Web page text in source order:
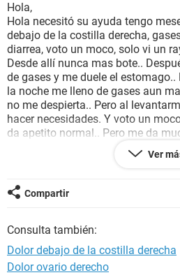
BIENESTAR
SEXUALIDAD
GLOSARIO
Hola,
Hola necesitó su ayuda tengo
debajo de la costilla derecha,
diarrea, voto un moco, solo vi un
Desde allí nunca mas bote..
de gases y me duele el
la noche me lleno de gases aun
no me despierta.. Pero al
hacer necesidades. Y voto un
da apetito normal.. Pero me da
la costilla me siento como una
operada de apendicitis hace tres
el calculo se me atoro en la uretra
Dure dos meses con el.. Pero
gustaría su ayuda. Y las haces son
en abundancia. Finas
Ver
Compartir
Consulta también:
Dolor debajo de la costilla derecha
Dolor ovario derecho